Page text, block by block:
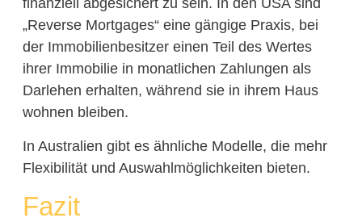
finanziell abgesichert zu sein. In den USA sind
„Reverse Mortgages“ eine gängige Praxis, bei
der Immobilienbesitzer einen Teil des Wertes
ihrer Immobilie in monatlichen Zahlungen als
Darlehen erhalten, während sie in ihrem Haus
wohnen bleiben.
In Australien gibt es ähnliche Modelle, die mehr
Flexibilität und Auswahlmöglichkeiten bieten.
Fazit